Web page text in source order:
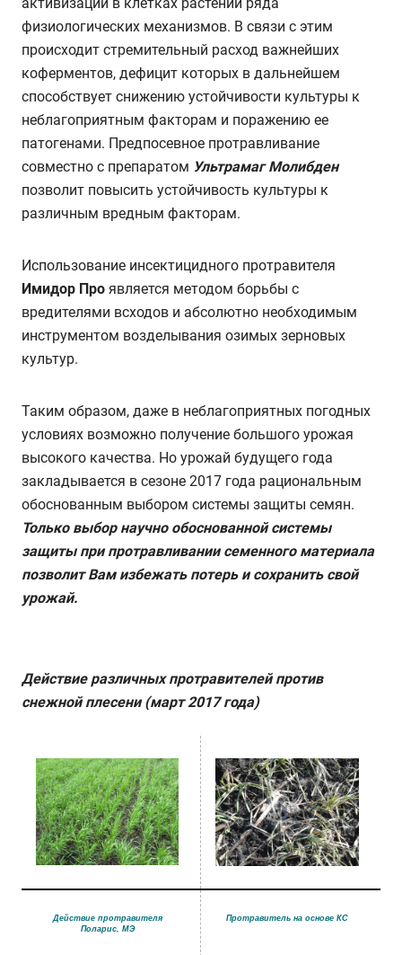
физиологических механизмов. В связи с этим
происходит стремительный расход важнейших
коферментов, дефицит которых в дальнейшем
способствует снижению устойчивости культуры к
неблагоприятным факторам и поражению ее
патогенами. Предпосевное протравливание
совместно с препаратом Ультрамаг Молибден
позволит повысить устойчивость культуры к
различным вредным факторам.
Использование инсектицидного протравителя
Имидор Про является методом борьбы с
вредителями всходов и абсолютно необходимым
инструментом возделывания озимых зерновых
культур.
Таким образом, даже в неблагоприятных погодных
условиях возможно получение большого урожая
высокого качества. Но урожай будущего года
закладывается в сезоне 2017 года рациональным
обоснованным выбором системы защиты семян.
Только выбор научно обоснованной системы
защиты при протравливании семенного материала
позволит Вам избежать потерь и сохранить свой
урожай.
Действие различных протравителей против
снежной плесени (март 2017 года)
Действие протравителя
Поларис, МЭ
Протравитель на основе КС